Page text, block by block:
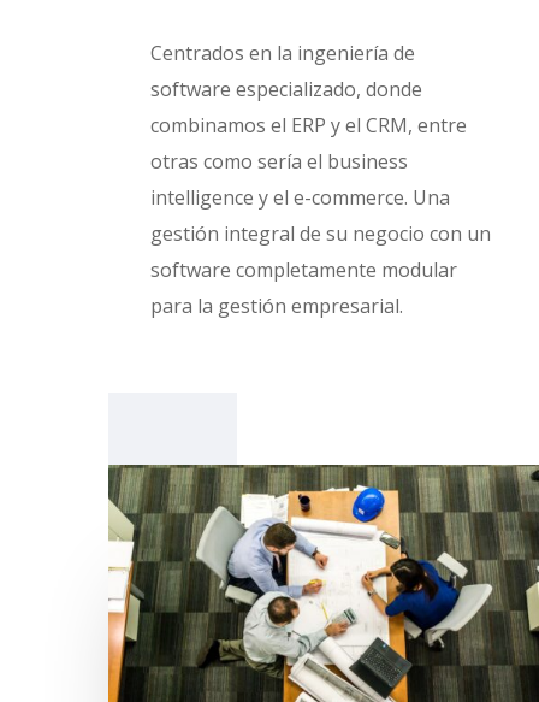
Centrados en la ingeniería de
software especializado, donde
combinamos el ERP y el CRM, entre
otras como sería el business
intelligence y el e-commerce. Una
gestión integral de su negocio con un
software completamente modular
para la gestión empresarial.